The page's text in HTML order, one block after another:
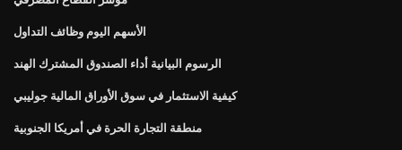
الأسهم اليوم وظائف التداول
الرسوم البيانية أداء الصندوق المشترك الهند
كيفية الاستثمار في سوق الأوراق المالية جوليبي
منطقة التجارة الحرة في أمريكا الجنوبية